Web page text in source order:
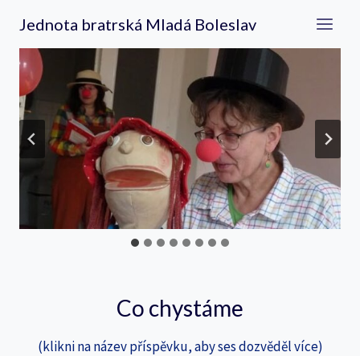
obsah
Jednota bratrská Mladá Boleslav
Co chystáme
(klikni na název příspěvku, aby ses dozvěděl více)